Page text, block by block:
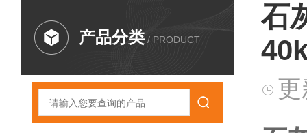
产品分类 / PRODUCT
石